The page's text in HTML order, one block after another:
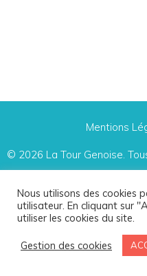
Mentions
© 2026 La Tour Genoise .
Le site participe à plusieurs
d'Amazon Europe.
Ces programmes offrent une petite
réalisée via un lien affilié.
Nous utilisons des cookies
utilisateur. En cliquant sur
utiliser les cookies du site.
Gestion des cookies